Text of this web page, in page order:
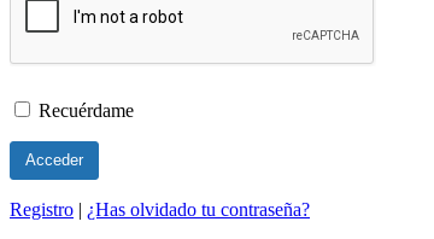
Recuérdame
Registro | ¿Has olvidado tu contraseña?